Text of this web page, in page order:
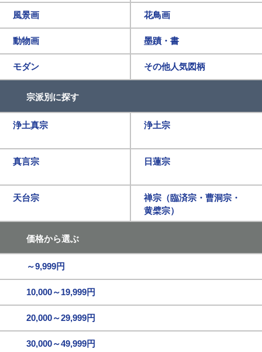
風景画 花鳥画
動物画 墨蹟・書
モダン その他人気図柄
宗派別に探す
浄土真宗 浄土宗
真言宗 日蓮宗
天台宗
禅宗（臨済宗・曹洞宗・
黄檗宗）
価格から選ぶ
～9,999円
10,000～19,999円
20,000～29,999円
30,000～49,999円